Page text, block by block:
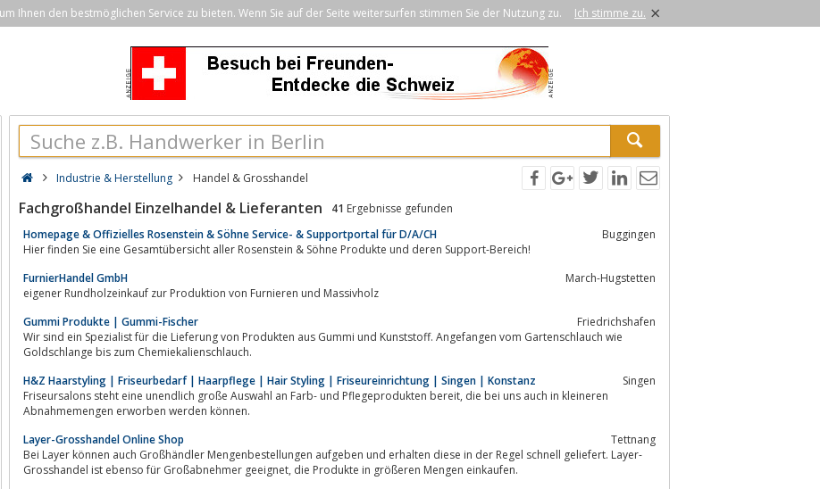
Ihnen den bestmöglichen Service zu bieten. Wenn Sie auf der Seite weitersurfen stimmen Sie der Nutzung zu. Ich stimme zu. ×
Industrie & Herstellung Handel & Grosshandel
Fachgroßhandel Einzelhandel & Lieferanten 41 Ergebnisse gefunden
Homepage & Offizielles Rosenstein & Söhne Service- & Supportportal für D/A/CH
Buggingen
Hier finden Sie eine Gesamtübersicht aller Rosenstein & Söhne Produkte und deren Support-Bereich!
FurnierHandel GmbH
March-Hugstetten
eigener Rundholzeinkauf zur Produktion von Furnieren und Massivholz
Gummi Produkte | Gummi-Fischer
Friedrichshafen
Wir sind ein Spezialist für die Lieferung von Produkten aus Gummi und Kunststoff. Angefangen vom Gartenschlauch wie
Goldschlange bis zum Chemiekalienschlauch.
H&Z Haarstyling | Friseurbedarf | Haarpflege | Hair Styling | Friseureinrichtung | Singen | Konstanz
Singen
Friseursalons steht eine unendlich große Auswahl an Farb- und Pflegeprodukten bereit, die bei uns auch in kleineren
Abnahmemengen erworben werden können.
Layer-Grosshandel Online Shop
Tettnang
Bei Layer können auch Großhändler Mengenbestellungen aufgeben und erhalten diese in der Regel schnell geliefert. Layer-
Grosshandel ist ebenso für Großabnehmer geeignet, die Produkte in größeren Mengen einkaufen.